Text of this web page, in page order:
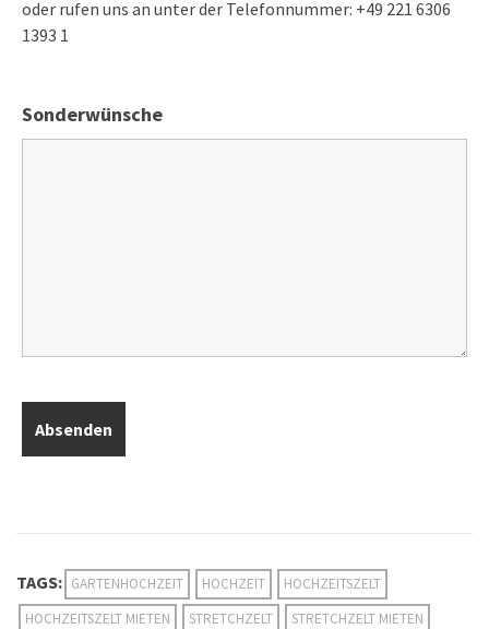
oder rufen uns an unter der Telefonnummer: +49 221 6306
1393 1
Sonderwünsche
TAGS: GARTENHOCHZEIT HOCHZEIT
HOCHZEITSZELT
HOCHZEITSZELT MIETEN
STRETCHZELT STRETCHZELT MIETEN